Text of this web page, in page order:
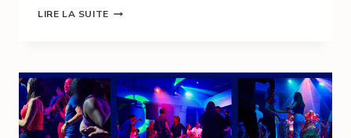
LIRE LA SUITE